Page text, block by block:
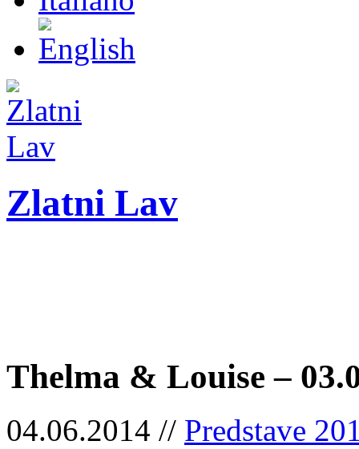
Zlatni Lav
Thelma & Louise –
04.06.2014 // Predstave